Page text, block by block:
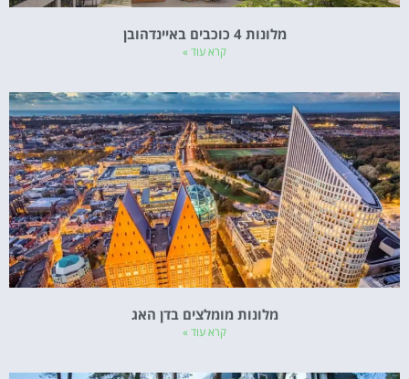
מלונות 4 כוכבים באיינדהובן
קרא עוד »
מלונות מומלצים בדן האג
קרא עוד »